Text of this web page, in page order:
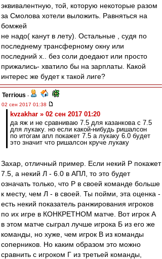
эквивалентную, той, которую некоторые разом
за Смолова хотели выложить. Равняться на
бомжей
не надо( канут в лету). Остальные , судя по
последнему трансферному окну или
последний х.. без соли доедают или просто
прижались- хватило бы на зарплаты. Какой
интерес же будет к такой лиге?
Terrious -
02 сен 2017 01:38
kvzakhar » 02 сен 2017 01:20
да яж и не сравниваю 7.5 для казанкова с 7.5
для лукаку. но если какой-нибудь ришалсон
по итогам апл покажет 7.5 а лукаку 6.0 будет
это значит что ришалсон круче лукаку
Захар, отличный пример. Если некий Р покажет
7.5, а некий Л - 6.0 в АПЛ, то это будет
означать только, что Р в своей команде больше
к месту, чем Л - в своей. Ты пойми, эта оценка -
есть некий показатель ранжирования игроков
по их игре в КОНКРЕТНОМ матче. Вот игрок А
в этом матче сыграл лучше игрока Б из его же
команды, но хуже, чем игрок В из команды
соперников. Но каким образом это можно
сравнить с игроком Г из третьей команды,